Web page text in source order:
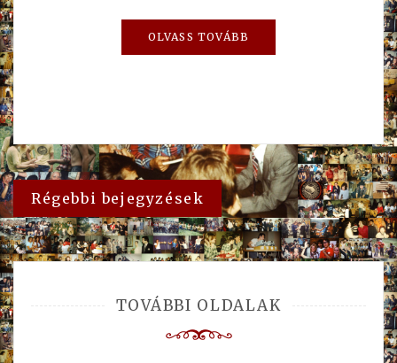
OLVASS TOVÁBB
Bejegyzés
navigáció
Régebbi bejegyzések
TOVÁBBI OLDALAK